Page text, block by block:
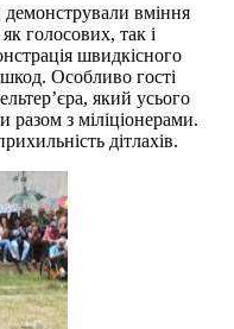
вміння
голосових, так і
швидкісного
Особливо гості
який усього
разом з міліціонерами.
дітлахів.